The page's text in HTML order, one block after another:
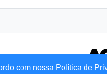
com nossa Política de